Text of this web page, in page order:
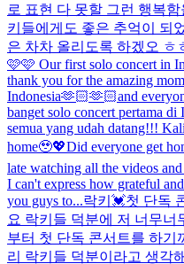
로 표현 다 못할 그런 행복
키들에게도 좋은 추억이 되
은 차차 올리도록 하겠오 ㅎ
🩷🩷 Our first solo concert in
thank you for the amazing
Indonesia🫶🏻🫶🏻and
banget solo concert pertama
semua yang udah datang!!!
home🥹💖Did everyone get
late watching all the videos
I can't express how grateful
you guys to...락키💓첫 단독
요 락키들 덕분에 저 너무너
부터 첫 단독 콘서트를 하기
리 락키들 덕분이라고 생각